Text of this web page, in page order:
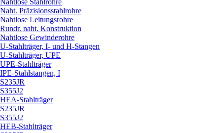
Nahtlose Stahlrohre
Naht. Präzisionsstahlrohre
Nahtlose Leitungsrohre
Rundr. naht. Konstruktion
Nahtlose Gewinderohre
U-Stahlträger, I- und H-Stangen
U-Stahlträger, UPE
UPE-Stahlträger
IPE-Stahlstangen, I
S235JR
S355J2
HEA-Stahlträger
S235JR
S355J2
HEB-Stahlträger